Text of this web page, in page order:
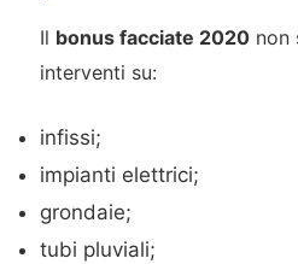
Il bonus facciate 2020non
interventi su:
infissi;
impianti elettrici;
grondaie;
tubi pluviali;